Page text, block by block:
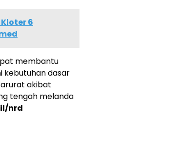
6
membantu
kebutuhan dasar
akibat
tengah melanda
nrd